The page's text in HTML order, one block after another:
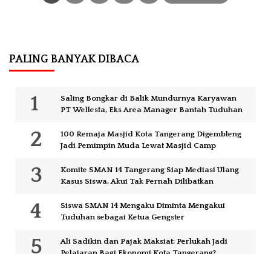
PALING BANYAK DIBACA
Saling Bongkar di Balik Mundurnya Karyawan
PT Wellesta, Eks Area Manager Bantah Tuduhan
100 Remaja Masjid Kota Tangerang Digembleng
Jadi Pemimpin Muda Lewat Masjid Camp
Komite SMAN 14 Tangerang Siap Mediasi Ulang
Kasus Siswa, Akui Tak Pernah Dilibatkan
Siswa SMAN 14 Mengaku Diminta Mengakui
Tuduhan sebagai Ketua Gengster
Ali Sadikin dan Pajak Maksiat: Perlukah Jadi